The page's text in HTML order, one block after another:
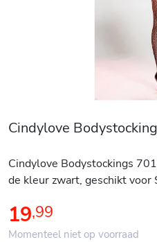
Cindylove
Cindylove Bodystockings
de kleur zwart, geschikt voor
19,99
Momenteel niet op voorraad